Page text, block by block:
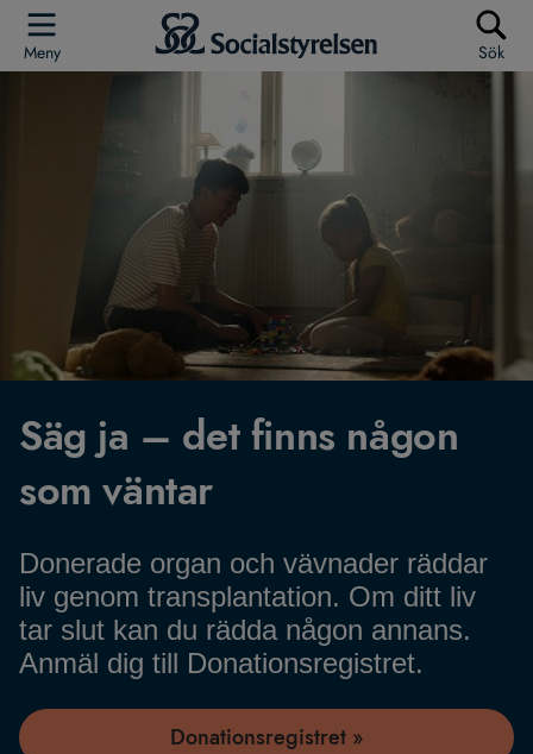
Meny Sök
Säg ja – det finns någon
som väntar
Donerade organ och vävnader räddar
liv genom transplantation. Om ditt liv
tar slut kan du rädda någon annans.
Anmäl dig till Donationsregistret.
Donationsregistret »